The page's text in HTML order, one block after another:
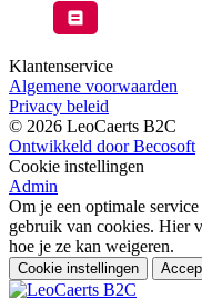
Klantenservice
Algemene voorwaarden
Privacy beleid
© 2026 LeoCaerts B2C
Ontwikkeld door Becosoft
Cookie instellingen
Admin
Om je een optimale
gebruik van cookies. Hier
hoe je ze kan weigeren.
Cookie instellingen